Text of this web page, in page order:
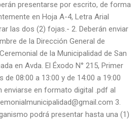
presentarse por escrito, de forma
en Hoja A-4, Letra Arial
las dos (2) fojas.- 2. Deberán enviar
de la Dirección General de
de la Municipalidad de San
en Avda. El Éxodo N° 215, Primer
de 08:00 a 13:00 y de 14:00 a 19:00
enviarse en formato digital .pdf al
3.
podrá presentar hasta una (1)